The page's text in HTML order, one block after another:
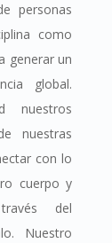
personas
como
generar un
global.
nuestros
nuestras
con lo
cuerpo y
del
Nuestro